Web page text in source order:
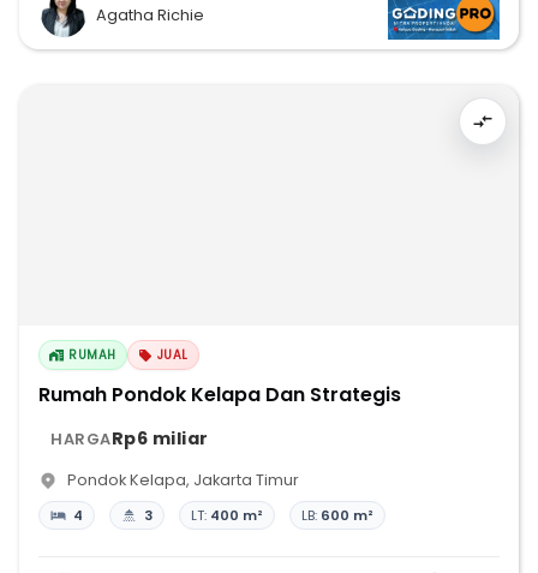
Agatha Richie
RUMAH JUAL
Rumah Pondok Kelapa Dan Strategis
HARGARp6 miliar
Pondok Kelapa, Jakarta Timur
4 3 LT: 400 m² LB: 600 m²